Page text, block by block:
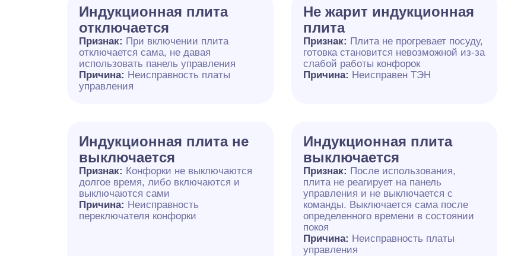
Индукционная плита
отключается
Признак: При включении плита
отключается сама, не давая
использовать панель управления
Причина: Неисправность платы
управления
Не жарит индукционная
плита
Признак: Плита не прогревает посуду,
готовка становится невозможной из-за
слабой работы конфорок
Причина: Неисправен ТЭН
Индукционная плита не
выключается
Признак: Конфорки не выключаются
долгое время, либо включаются и
выключаются сами
Причина: Неисправность
переключателя конфорки
Индукционная плита
выключается
Признак: После использования,
плита не реагирует на панель
управления и не выключается с
команды. Выключается сама после
определенного времени в состоянии
покоя
Причина: Неисправность платы
управления